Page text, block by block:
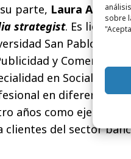
sobre
parte, Laura Ayuga
strategist. Es
San Pablo CEU
y
en Social
en diferentes
años como ejecutiva
clientes del sector